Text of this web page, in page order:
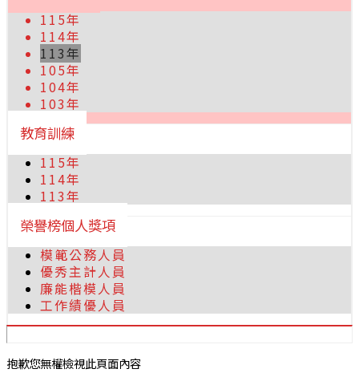
115年
114年
113年
105年
104年
103年
教育訓練
115年
114年
113年
榮譽榜個人獎項
模範公務人員
優秀主計人員
廉能楷模人員
工作績優人員
抱歉您無權檢視此頁面內容